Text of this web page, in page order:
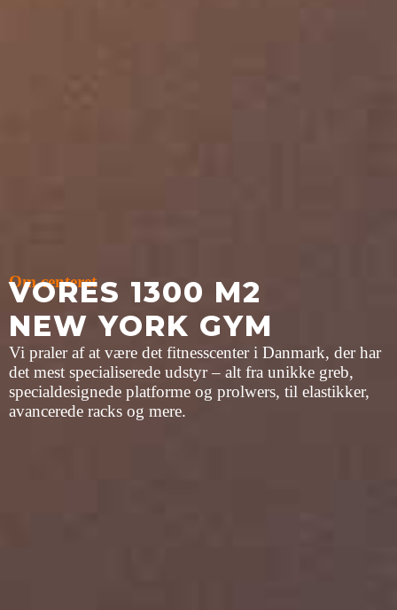
Om centeret
VORES 1300 M2
NEW YORK GYM
Vi praler af at være det fitnesscenter i Danmark, der har
det mest specialiserede udstyr – alt fra unikke greb,
specialdesignede platforme og prolwers, til elastikker,
avancerede racks og mere.